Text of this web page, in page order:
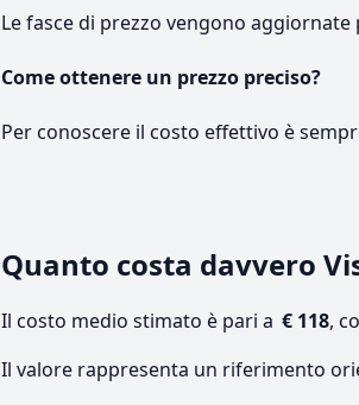
Le fasce di prezzo vengono
Come ottenere un prezzo preciso?
Per conoscere il costo effettivo è
Quanto costa davvero
Il costo medio stimato è pari a € 118,
Il valore rappresenta un riferimento